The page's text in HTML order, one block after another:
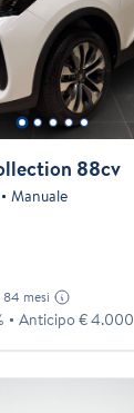
88cv
Manuale
mesi
Anticipo € 4.000